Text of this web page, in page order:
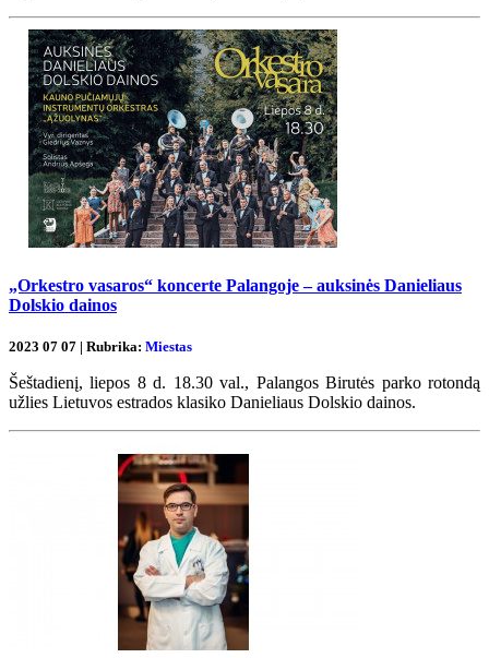
„Orkestro vasaros“ koncerte Palangoje – auksinės Danieliaus
Dolskio dainos
2023 07 07 | Rubrika: Miestas
Šeštadienį, liepos 8 d. 18.30 val., Palangos Birutės parko rotondą
užlies Lietuvos estrados klasiko Danieliaus Dolskio dainos.